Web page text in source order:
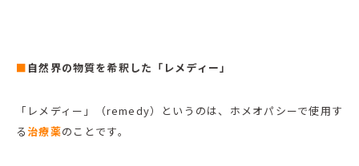
■ 自然界の物質を希釈した「レメディー」
「レメディー」（remedy）というのは、ホメオパシーで使用す
る治療薬のことです。